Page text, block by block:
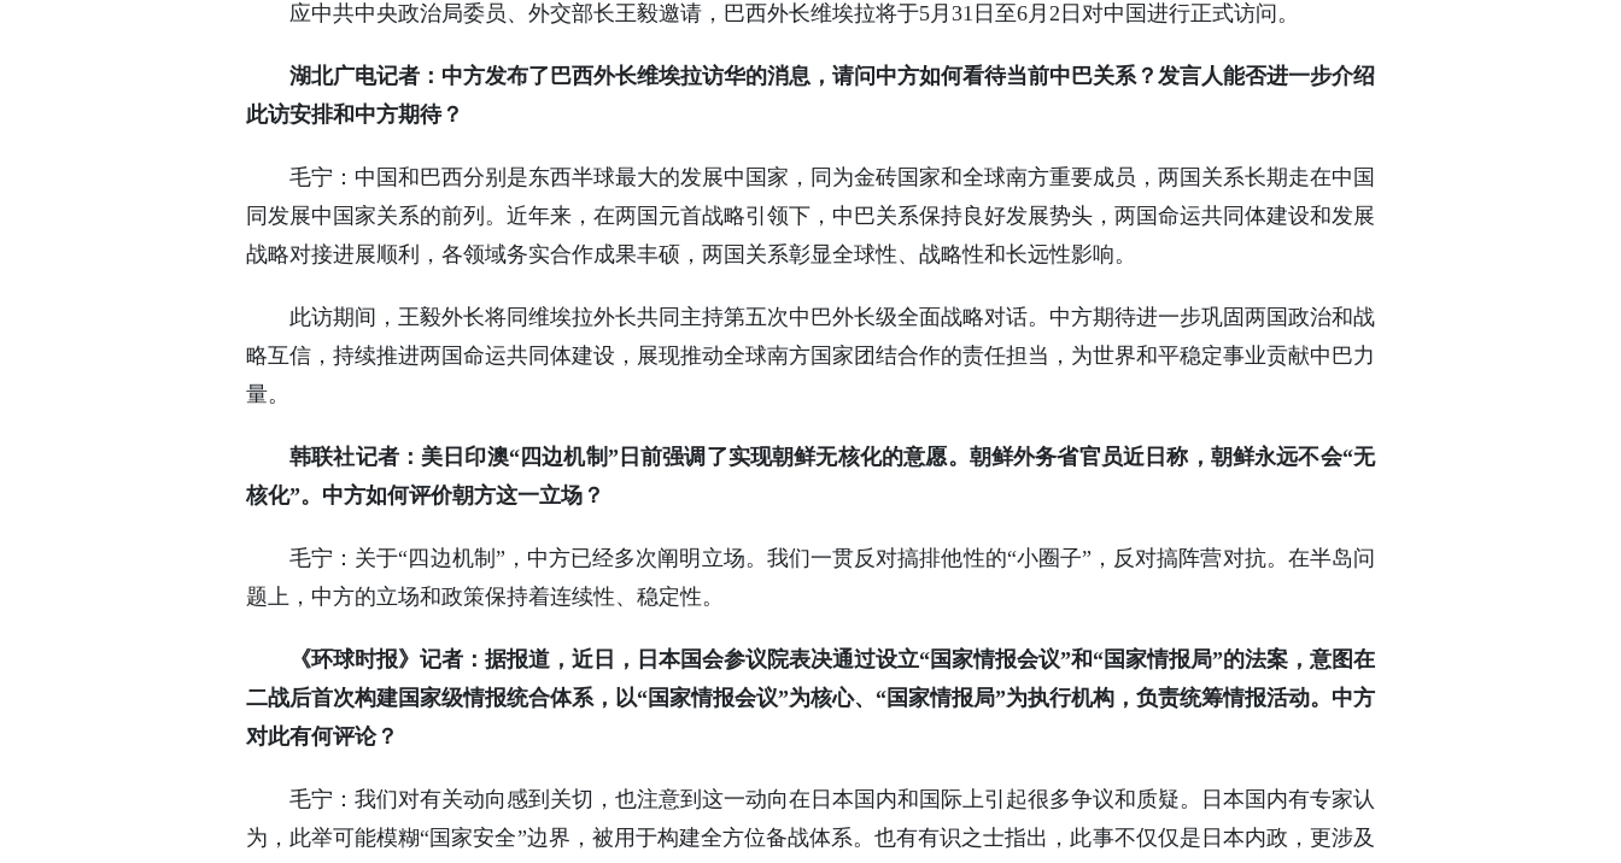
应中共中央政治局委员、外交部长王毅邀请，巴西外长维埃拉将于5月31日至6月2日对中国进行正式访问。
湖北广电记者：中方发布了巴西外长维埃拉访华的消息，请问中方如何看待当前中巴关系？发言人能否进一步介绍
此访安排和中方期待？
毛宁：中国和巴西分别是东西半球最大的发展中国家，同为金砖国家和全球南方重要成员，两国关系长期走在中国
同发展中国家关系的前列。近年来，在两国元首战略引领下，中巴关系保持良好发展势头，两国命运共同体建设和发展
战略对接进展顺利，各领域务实合作成果丰硕，两国关系彰显全球性、战略性和长远性影响。
此访期间，王毅外长将同维埃拉外长共同主持第五次中巴外长级全面战略对话。中方期待进一步巩固两国政治和战
略互信，持续推进两国命运共同体建设，展现推动全球南方国家团结合作的责任担当，为世界和平稳定事业贡献中巴力
量。
韩联社记者：美日印澳“四边机制”日前强调了实现朝鲜无核化的意愿。朝鲜外务省官员近日称，朝鲜永远不会“无
核化”。中方如何评价朝方这一立场？
毛宁：关于“四边机制”，中方已经多次阐明立场。我们一贯反对搞排他性的“小圈子”，反对搞阵营对抗。在半岛问
题上，中方的立场和政策保持着连续性、稳定性。
《环球时报》记者：据报道，近日，日本国会参议院表决通过设立“国家情报会议”和“国家情报局”的法案，意图在
二战后首次构建国家级情报统合体系，以“国家情报会议”为核心、“国家情报局”为执行机构，负责统筹情报活动。中方
对此有何评论？
毛宁：我们对有关动向感到关切，也注意到这一动向在日本国内和国际上引起很多争议和质疑。日本国内有专家认
为，此举可能模糊“国家安全”边界，被用于构建全方位备战体系。也有有识之士指出，此事不仅仅是日本内政，更涉及